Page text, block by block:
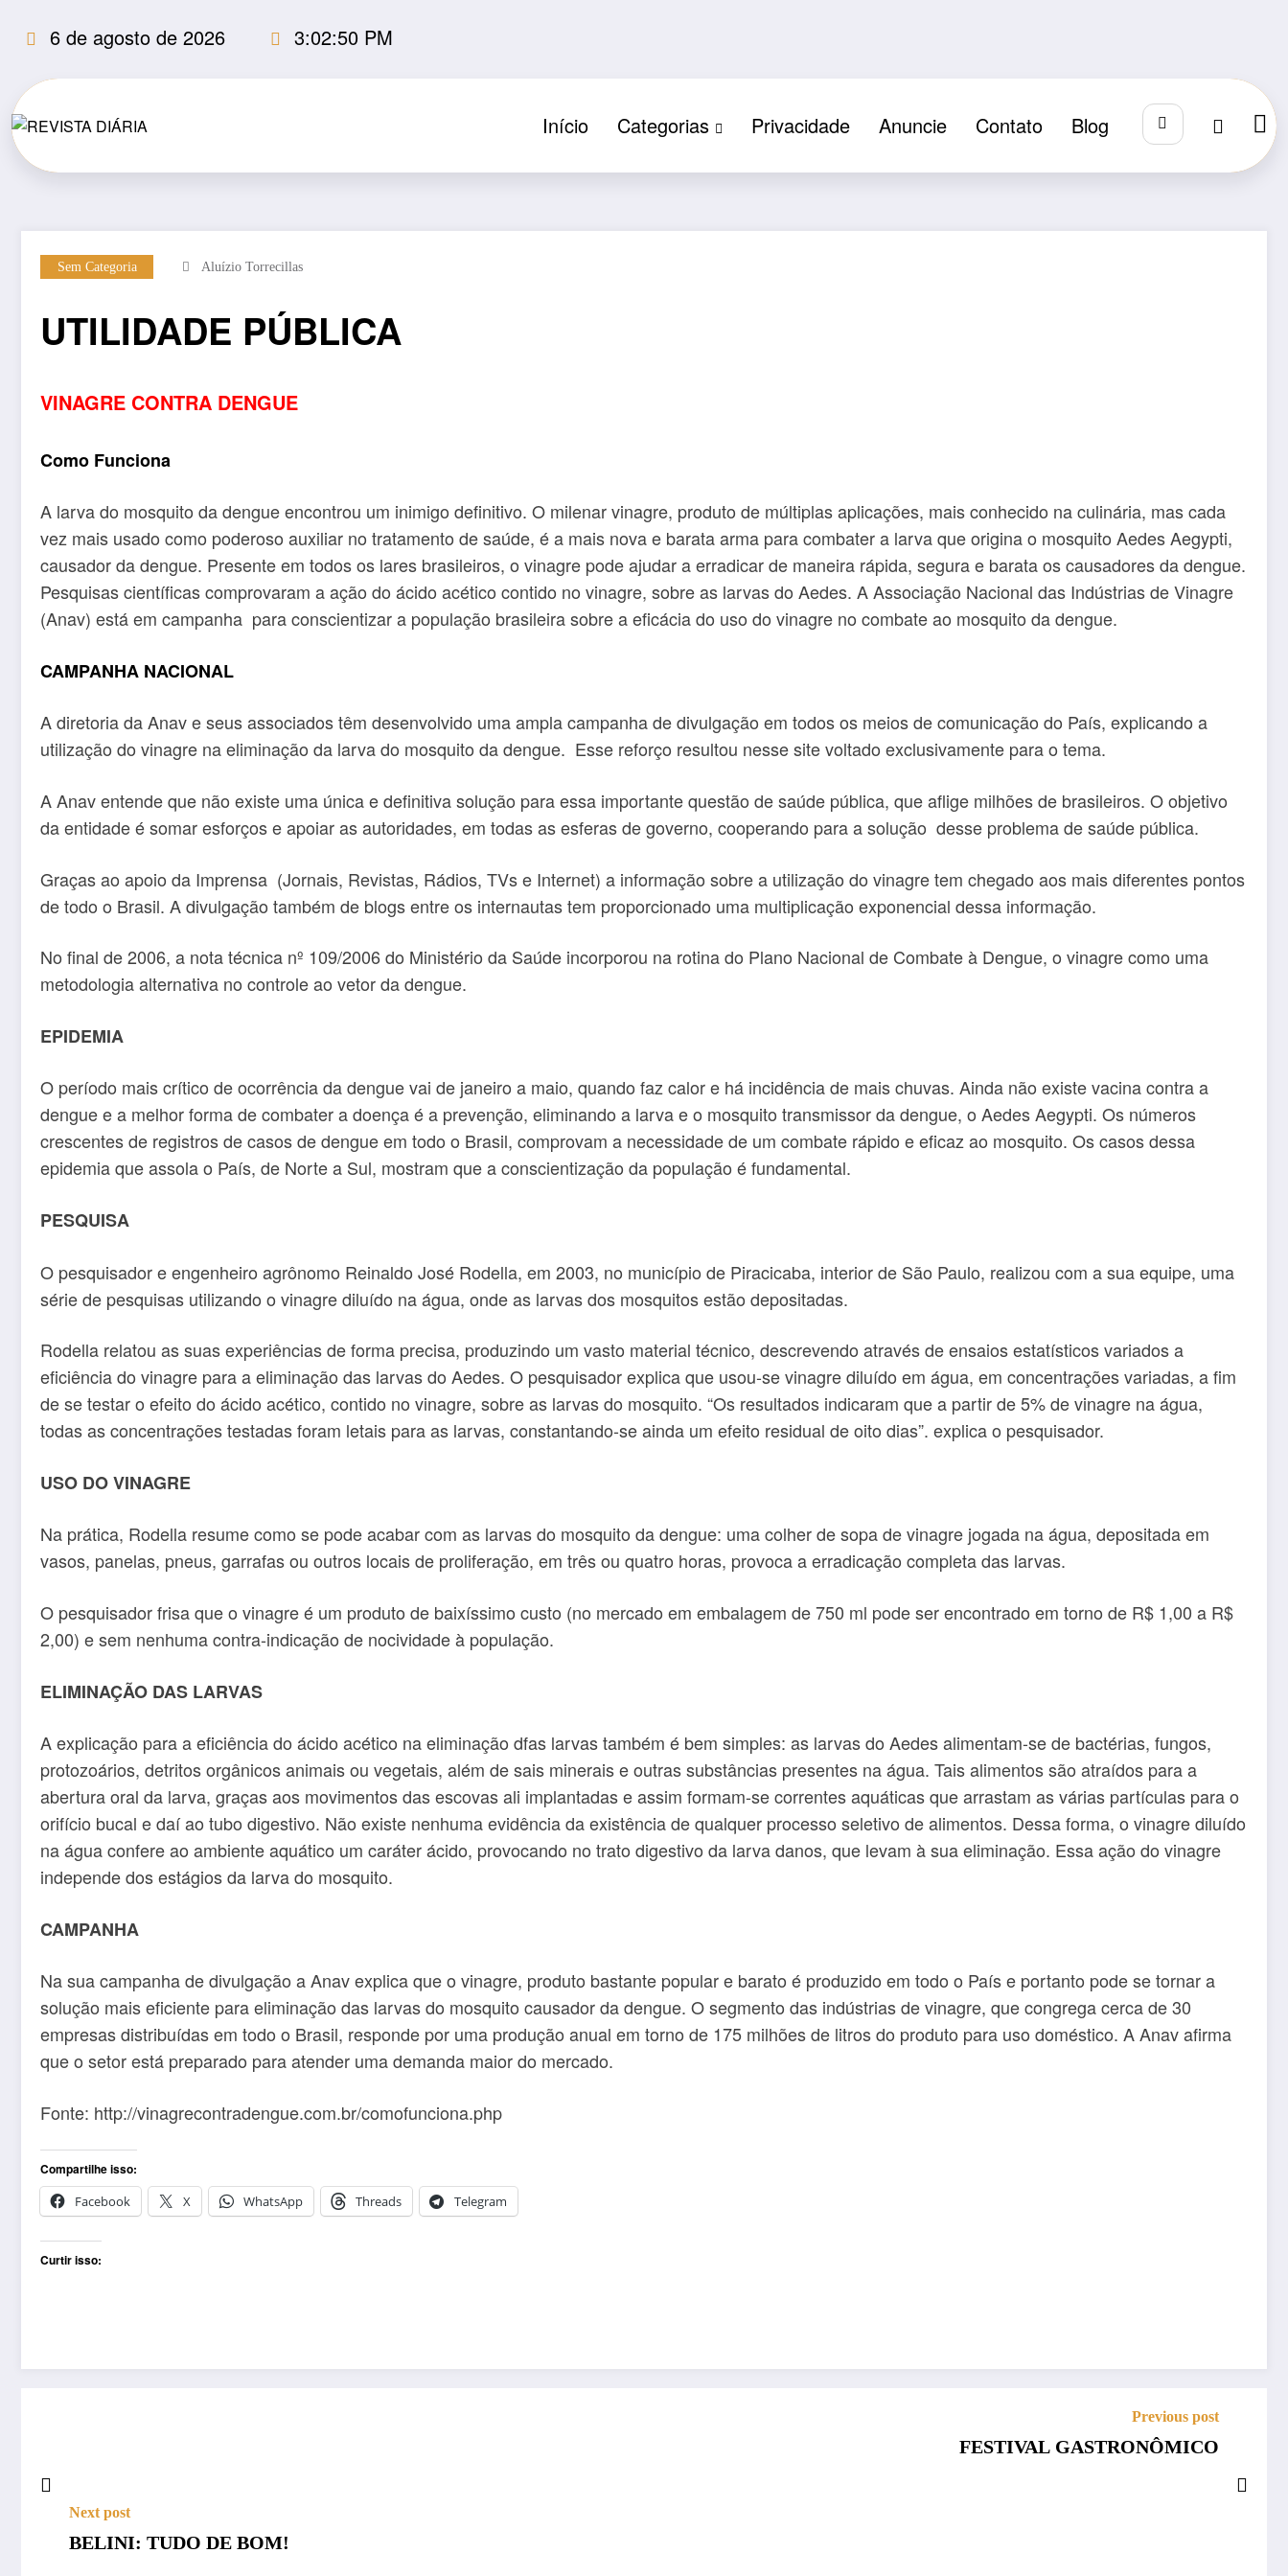
para
conteúdo
6 de agosto de 2026 3:02:51 PM
Início Categorias Privacidade Anuncie Contato Blog
Sem Categoria Aluízio Torrecillas
UTILIDADE PÚBLICA
VINAGRE CONTRA DENGUE
Como Funciona
A larva do mosquito da dengue encontrou um inimigo definitivo. O milenar vinagre, produto de múltiplas aplicações, mais conhecido na culinária, mas cada
vez mais usado como poderoso auxiliar no tratamento de saúde, é a mais nova e barata arma para combater a larva que origina o mosquito Aedes Aegypti,
causador da dengue. Presente em todos os lares brasileiros, o vinagre pode ajudar a erradicar de maneira rápida, segura e barata os causadores da dengue.
Pesquisas científicas comprovaram a ação do ácido acético contido no vinagre, sobre as larvas do Aedes. A Associação Nacional das Indústrias de Vinagre
(Anav) está em campanha para conscientizar a população brasileira sobre a eficácia do uso do vinagre no combate ao mosquito da dengue.
CAMPANHA NACIONAL
A diretoria da Anav e seus associados têm desenvolvido uma ampla campanha de divulgação em todos os meios de comunicação do País, explicando a
utilização do vinagre na eliminação da larva do mosquito da dengue. Esse reforço resultou nesse site voltado exclusivamente para o tema.
A Anav entende que não existe uma única e definitiva solução para essa importante questão de saúde pública, que aflige milhões de brasileiros. O objetivo
da entidade é somar esforços e apoiar as autoridades, em todas as esferas de governo, cooperando para a solução desse problema de saúde pública.
Graças ao apoio da Imprensa (Jornais, Revistas, Rádios, TVs e Internet) a informação sobre a utilização do vinagre tem chegado aos mais diferentes pontos
de todo o Brasil. A divulgação também de blogs entre os internautas tem proporcionado uma multiplicação exponencial dessa informação.
No final de 2006, a nota técnica nº 109/2006 do Ministério da Saúde incorporou na rotina do Plano Nacional de Combate à Dengue, o vinagre como uma
metodologia alternativa no controle ao vetor da dengue.
EPIDEMIA
O período mais crítico de ocorrência da dengue vai de janeiro a maio, quando faz calor e há incidência de mais chuvas. Ainda não existe vacina contra a
dengue e a melhor forma de combater a doença é a prevenção, eliminando a larva e o mosquito transmissor da dengue, o Aedes Aegypti. Os números
crescentes de registros de casos de dengue em todo o Brasil, comprovam a necessidade de um combate rápido e eficaz ao mosquito. Os casos dessa
epidemia que assola o País, de Norte a Sul, mostram que a conscientização da população é fundamental.
PESQUISA
O pesquisador e engenheiro agrônomo Reinaldo José Rodella, em 2003, no município de Piracicaba, interior de São Paulo, realizou com a sua equipe, uma
série de pesquisas utilizando o vinagre diluído na água, onde as larvas dos mosquitos estão depositadas.
Rodella relatou as suas experiências de forma precisa, produzindo um vasto material técnico, descrevendo através de ensaios estatísticos variados a
eficiência do vinagre para a eliminação das larvas do Aedes. O pesquisador explica que usou-se vinagre diluído em água, em concentrações variadas, a fim
de se testar o efeito do ácido acético, contido no vinagre, sobre as larvas do mosquito. “Os resultados indicaram que a partir de 5% de vinagre na água,
todas as concentrações testadas foram letais para as larvas, constantando-se ainda um efeito residual de oito dias”. explica o pesquisador.
USO DO VINAGRE
Na prática, Rodella resume como se pode acabar com as larvas do mosquito da dengue: uma colher de sopa de vinagre jogada na água, depositada em
vasos, panelas, pneus, garrafas ou outros locais de proliferação, em três ou quatro horas, provoca a erradicação completa das larvas.
O pesquisador frisa que o vinagre é um produto de baixíssimo custo (no mercado em embalagem de 750 ml pode ser encontrado em torno de R$ 1,00 a R$
2,00) e sem nenhuma contra-indicação de nocividade à população.
ELIMINAÇÃO DAS LARVAS
A explicação para a eficiência do ácido acético na eliminação dfas larvas também é bem simples: as larvas do Aedes alimentam-se de bactérias, fungos,
protozoários, detritos orgânicos animais ou vegetais, além de sais minerais e outras substâncias presentes na água. Tais alimentos são atraídos para a
abertura oral da larva, graças aos movimentos das escovas ali implantadas e assim formam-se correntes aquáticas que arrastam as várias partículas para o
orifício bucal e daí ao tubo digestivo. Não existe nenhuma evidência da existência de qualquer processo seletivo de alimentos. Dessa forma, o vinagre diluído
na água confere ao ambiente aquático um caráter ácido, provocando no trato digestivo da larva danos, que levam à sua eliminação. Essa ação do vinagre
independe dos estágios da larva do mosquito.
CAMPANHA
Na sua campanha de divulgação a Anav explica que o vinagre, produto bastante popular e barato é produzido em todo o País e portanto pode se tornar a
solução mais eficiente para eliminação das larvas do mosquito causador da dengue. O segmento das indústrias de vinagre, que congrega cerca de 30
empresas distribuídas em todo o Brasil, responde por uma produção anual em torno de 175 milhões de litros do produto para uso doméstico. A Anav afirma
que o setor está preparado para atender uma demanda maior do mercado.
Fonte: http://vinagrecontradengue.com.br/comofunciona.php
Compartilhe isso:
Facebook
X WhatsApp Threads Telegram
Curtir isso:
Previous post
FESTIVAL GASTRONÔMICO
Next post
BELINI: TUDO DE BOM!